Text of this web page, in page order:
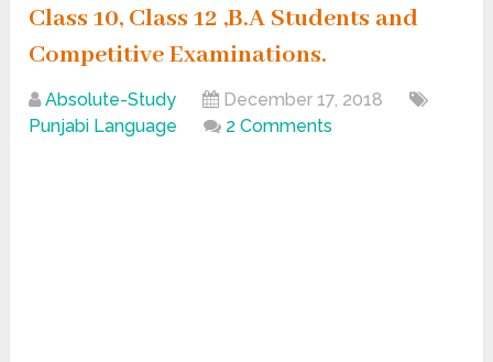
Class 10, Class 12 ,B.A Students and
Competitive Examinations.
Absolute-Study
December 17, 2018
Punjabi Language
2 Comments